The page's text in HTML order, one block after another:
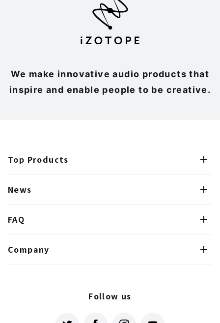
We make innovative audio products that
inspire and enable people to be creative.
Top Products
News
FAQ
Company
Follow us